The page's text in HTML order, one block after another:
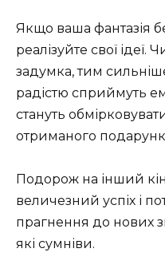
Якщо ваша фантазія
реалізуйте свої
задумка, тим
радістю сприймуть
стануть
отриманого
Подорож на інший
величезний успіх і
прагнення до нових
які сумніви.